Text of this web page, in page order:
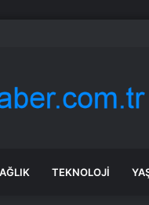
Ülkenin en büyük
TEKNOLOJI